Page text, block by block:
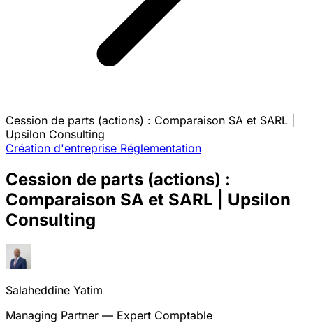
Cession de parts (actions) : Comparaison SA et SARL |
Upsilon Consulting
Création d'entreprise Réglementation
Cession de parts (actions) :
Comparaison SA et SARL | Upsilon
Consulting
Salaheddine Yatim
Managing Partner — Expert Comptable